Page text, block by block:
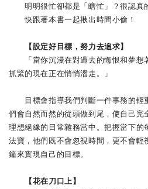
明明很忙卻都是「瞎忙」？很認真
快跟著本書一起揪出時間小偷！
【設定好目標，努力去追求】
「當你沉浸在對過去的悔恨和夢想
抓緊的現在正在悄悄溜走。」
目標會指導我們判斷一件事務的輕
們會自然而然的從頭做到尾，使自己完
理想絕緣的日常雜務當中。把握當下的
法寶，他們既不會忽視時間，更不會輕
鐘來實現自己的目標。
【花在刀口上】